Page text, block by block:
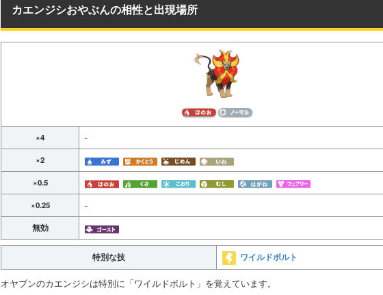
カエンジシおやぶんの相性と出現場所
×4 -
×2
×0.5
×0.25
-
無効
特別な技 ワイルドボルト
オヤブンのカエンジシは特別に「ワイルドボルト」を覚えています。